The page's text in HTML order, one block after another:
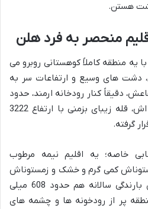
هستن.
منحصر به فرد هلن
یه منطقه کاملاً کوهستانی روبرو می
دشت های وسیع و ارتفاعات سر به
دقیقاً کنار رودخانه ارمند، حدود
1176 متره و بلندترین نقطه اش، قله زیبای بزمنی با ارتفاع 3222
گرفته.
خاصه؛ یه اقلیم نیمه مرطوب
کمی گرم و خشک و زمستوناش
هم نیمه سرد باشه. میانگین بارندگی سالانه هم حدود 608 میلی
پر از رودخونه ها و چشمه های